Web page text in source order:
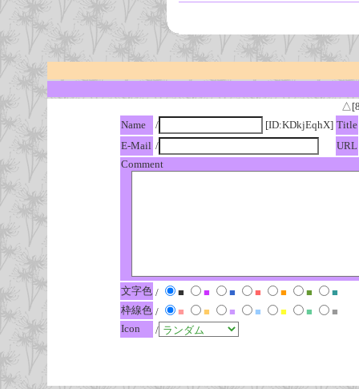
Name
/ [ID:KDkjEqhX] Title
E-Mail /
URL
Comment
文字色 / ■ ■ ■ ■ ■ ■
■
枠線色 / ■ ■ ■ ■ ■ ■
■
Icon
/